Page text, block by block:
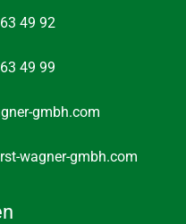
49 92
49 99
gmbh.com
wagner-gmbh.com